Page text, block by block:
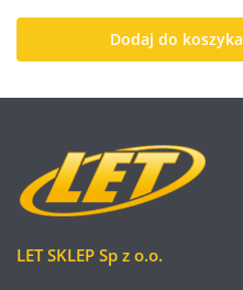
Dodaj do koszyka
LET SKLEP Sp z o.o.